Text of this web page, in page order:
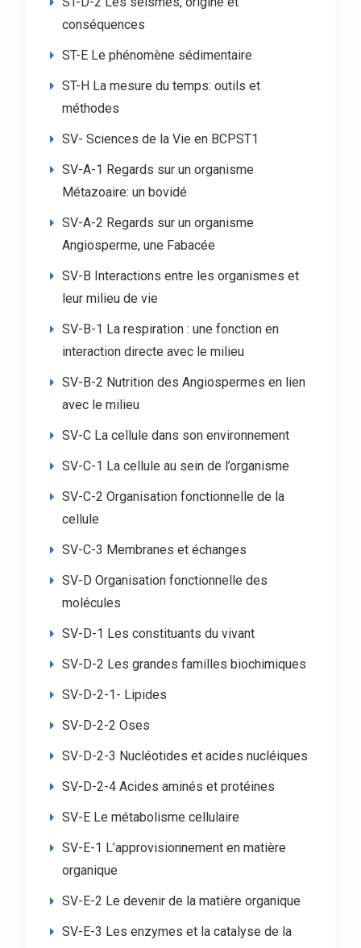
conséquences
ST-E Le phénomène sédimentaire
ST-H La mesure du temps: outils et
méthodes
SV- Sciences de la Vie en BCPST1
SV-A-1 Regards sur un organisme
Métazoaire: un bovidé
SV-A-2 Regards sur un organisme
Angiosperme, une Fabacée
SV-B Interactions entre les organismes et
leur milieu de vie
SV-B-1 La respiration : une fonction en
interaction directe avec le milieu
SV-B-2 Nutrition des Angiospermes en lien
avec le milieu
SV-C La cellule dans son environnement
SV-C-1 La cellule au sein de l’organisme
SV-C-2 Organisation fonctionnelle de la
cellule
SV-C-3 Membranes et échanges
SV-D Organisation fonctionnelle des
molécules
SV-D-1 Les constituants du vivant
SV-D-2 Les grandes familles biochimiques
SV-D-2-1- Lipides
SV-D-2-2 Oses
SV-D-2-3 Nucléotides et acides nucléiques
SV-D-2-4 Acides aminés et protéines
SV-E Le métabolisme cellulaire
SV-E-1 L’approvisionnement en matière
organique
SV-E-2 Le devenir de la matière organique
SV-E-3 Les enzymes et la catalyse de la